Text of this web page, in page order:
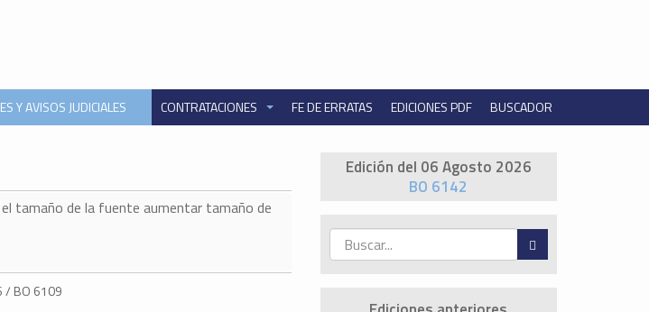
Y AVISOS JUDICIALES CONTRATACIONES FE DE ERRATAS EDICIONES PDF BUSCADOR
Edición del 06 Agosto 2026
BO 6142
tamaño de la fuente aumentar tamaño de
/ BO 6109